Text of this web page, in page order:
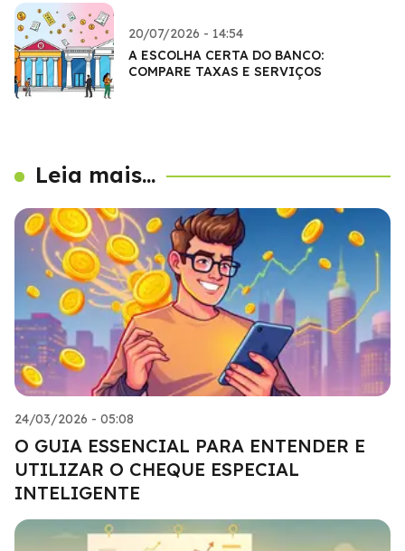
20/07/2026 - 14:54
A ESCOLHA CERTA DO BANCO:
COMPARE TAXAS E SERVIÇOS
Leia mais...
24/03/2026 - 05:08
O GUIA ESSENCIAL PARA ENTENDER E
UTILIZAR O CHEQUE ESPECIAL
INTELIGENTE